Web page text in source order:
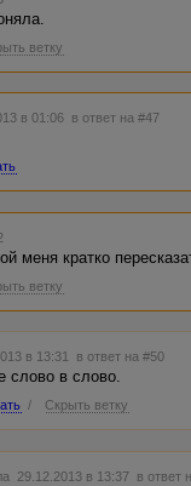
ветку
в 01:06 в ответ на #47
меня кратко
ветку
в 13:31 в ответ на #50
слово в слово.
/ Скрыть ветку
29.12.2013 в 13:37 в ответ